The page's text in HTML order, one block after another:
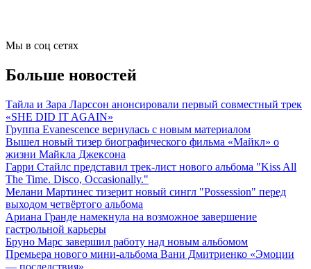
Мы в соц сетях
Больше новостей
Тайла и Зара Ларссон анонсировали первый совместный трек
«SHE DID IT AGAIN»
Группа Evanescence вернулась с новым материалом
Вышел новый тизер биографического фильма «Майкл» о
жизни Майкла Джексона
Гарри Стайлс представил трек-лист нового альбома "Kiss All
The Time. Disco, Occasionally."
Мелани Мартинес тизерит новый сингл "Possession" перед
выходом четвёртого альбома
Ариана Гранде намекнула на возможное завершение
гастрольной карьеры
Бруно Марс завершил работу над новым альбомом
Премьера нового мини-альбома Вани Дмитриенко «Эмоции
— последствия»